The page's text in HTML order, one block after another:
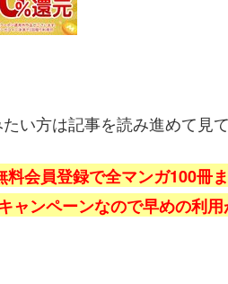
い方は記事を読み進めて見て
会員登録で全マンガ100冊
ンペーンなので早めの利用